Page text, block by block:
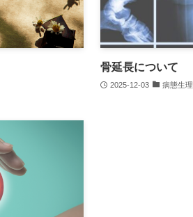
骨延長について
2025-12-03 病態生理